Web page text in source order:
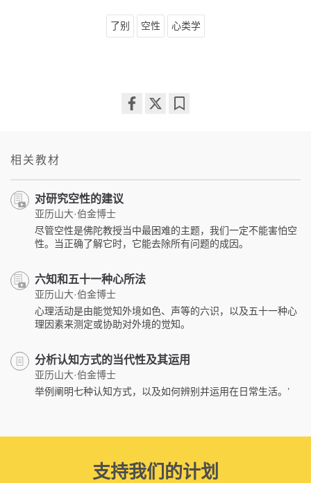
了别 空性 心类学
相关教材
对研究空性的建议
亚历山大·伯金博士
尽管空性是佛陀教授当中最困难的主题，我们一定不能害怕空
性。当正确了解它时，它能去除所有问题的成因。
六知和五十一种心所法
亚历山大·伯金博士
心理活动是由能觉知外境如色、声等的六识，以及五十一种心
理因素来测定或协助对外境的觉知。
分析认知方式的当代性及其运用
亚历山大·伯金博士
举例阐明七种认知方式，以及如何辨别并运用在日常生活。’
支持我们的计划